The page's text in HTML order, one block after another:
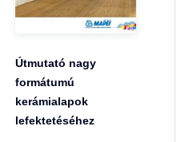
Útmutató nagy
formátumú
kerámialapok
lefektetéséhez